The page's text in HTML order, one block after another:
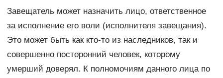
Завещатель может назначить лицо, ответственное
за исполнение его воли (исполнителя завещания).
Это может быть как кто-то из наследников, так и
совершенно посторонний человек, которому
умерший доверял. К полномочиям данного лица по